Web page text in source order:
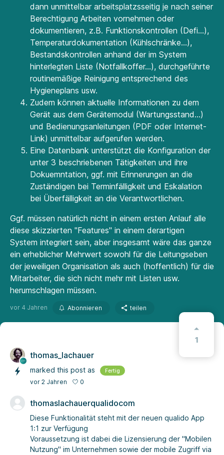
dann unmittelbar arbeitsplatzsseitig je nach seiner
Berechtigung Arbeiten vornehmen oder
dokumentieren, z.B. Funktionskontrollen (Defi...),
Temperaturdokumentation (Kühlschränke...),
Bestandskontrollen anhand der im System
hinterlegten Liste (Notfallkoffer...), durchgeführte
routinemäßige Reinigung entsprechend des
Hygieneplans usw.
Zudem können aktuelle Informationen zu dem
Gerät aus dem Gerätemodul (Wartungsstand...)
und Bedienungsanleitungen (PDF oder Internet-
Link) unmittelbar aufgerufen werden.
Eine Datenbank unterstützt die Konfiguration der
unter 3 beschriebenen Tätigkeiten und ihre
Dokuemntation, ggf. mit Erinnerungen an die
Zuständigen bei Terminfälligkeit und Eskalation
bei Überfälligkeit an die Verantwortlichen.
Ggf. müssen natürlich nicht in einem ersten Anlauf alle
diese skizzierten "Features" in einem derartigen
System integriert sein, aber insgesamt wäre das ganze
ein erheblicher Mehrwert sowohl für die Leitungseben
der jeweiligen Organisation als auch (hoffentlich) für die
Mitarbeiter, die sich nicht mehr mit Listen usw.
herumschlagen müssen.
vor 4 Jahren Abonnieren teilen
1
thomas_lachauer
marked this post as Fertig
vor 2 Jahren 0
thomaslachauerqualidocom
Diese Funktionalität steht mit der neuen qualido App
1:1 zur Verfügung
Voraussetzung ist dabei die Lizensierung der "Mobilen
Nutzung" im Unternehmen sowie der mobile Zugriff via